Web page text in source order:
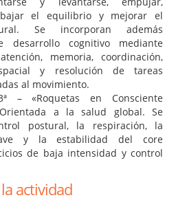
el equilibrio y mejorar el
Se incorporan además
desarrollo cognitivo mediante
memoria, coordinación,
y resolución de tareas
al movimiento.
– «Roquetas en Consciente
a la salud global. Se
postural, la respiración, la
y la estabilidad del core
de baja intensidad y control
actividad